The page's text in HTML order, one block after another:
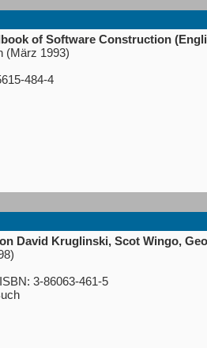
of Software Construction
(März 1993)
484-4
David Kruglinski, Scot Wingo,
3-86063-461-5